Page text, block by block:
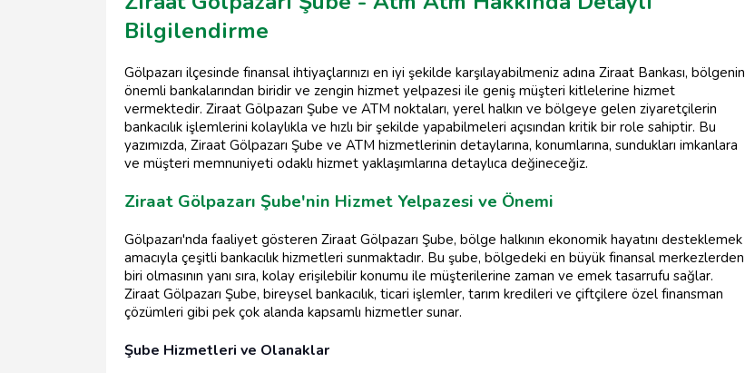
Bilgilendirme
Gölpazarı ilçesinde finansal ihtiyaçlarınızı en iyi şekilde karşılayabilmeniz adına Ziraat Bankası, bölgenin
önemli bankalarından biridir ve zengin hizmet yelpazesi ile geniş müşteri kitlelerine hizmet
vermektedir. Ziraat Gölpazarı Şube ve ATM noktaları, yerel halkın ve bölgeye gelen ziyaretçilerin
bankacılık işlemlerini kolaylıkla ve hızlı bir şekilde yapabilmeleri açısından kritik bir role sahiptir. Bu
yazımızda, Ziraat Gölpazarı Şube ve ATM hizmetlerinin detaylarına, konumlarına, sundukları imkanlara
ve müşteri memnuniyeti odaklı hizmet yaklaşımlarına detaylıca değineceğiz.
Ziraat Gölpazarı Şube'nin Hizmet Yelpazesi ve Önemi
Gölpazarı'nda faaliyet gösteren Ziraat Gölpazarı Şube, bölge halkının ekonomik hayatını desteklemek
amacıyla çeşitli bankacılık hizmetleri sunmaktadır. Bu şube, bölgedeki en büyük finansal merkezlerden
biri olmasının yanı sıra, kolay erişilebilir konumu ile müşterilerine zaman ve emek tasarrufu sağlar.
Ziraat Gölpazarı Şube, bireysel bankacılık, ticari işlemler, tarım kredileri ve çiftçilere özel finansman
çözümleri gibi pek çok alanda kapsamlı hizmetler sunar.
Şube Hizmetleri ve Olanaklar